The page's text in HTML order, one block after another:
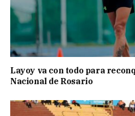
Layoy va con todo para
Nacional de Rosario